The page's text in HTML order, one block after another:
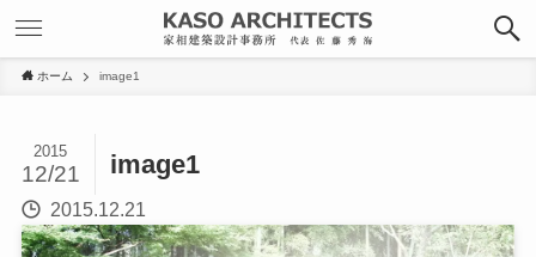
ホーム image1
image1
2015
12/21
2015.12.21